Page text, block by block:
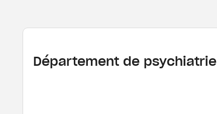
Département de psychiatrie